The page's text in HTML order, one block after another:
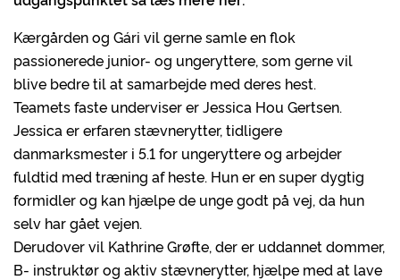
Kærgården og Gári vil gerne samle en flok
passionerede junior- og ungeryttere, som gerne vil
blive bedre til at samarbejde med deres hest.
Teamets faste underviser er Jessica Hou Gertsen.
Jessica er erfaren stævnerytter, tidligere
danmarksmester i 5.1 for ungeryttere og arbejder
fuldtid med træning af heste. Hun er en super dygtig
formidler og kan hjælpe de unge godt på vej, da hun
selv har gået vejen.
Derudover vil Kathrine Grøfte, der er uddannet dommer,
B- instruktør og aktiv stævnerytter, hjælpe med at lave